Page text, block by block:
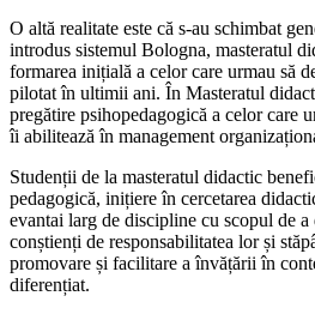
O altă realitate este că s-au schimbat
introdus sistemul Bologna, masteratul
formarea inițială a celor care urmau să
pilotat în ultimii ani. În Masteratul
pregătire psihopedagogică a celor care
îi abilitează în management
Studenții de la masteratul didactic
pedagogică, inițiere în cercetarea
evantai larg de discipline cu scopul de
conștienți de responsabilitatea lor și
promovare și facilitare a învățării în
diferențiat.